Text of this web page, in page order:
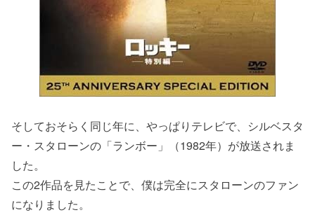
そしておそらく同じ年に、やっぱりテレビで、シルベスタ
ー・スタローンの「ランボー」（1982年）が放送されま
した。
この2作品を見たことで、僕は完全にスタローンのファン
になりました。